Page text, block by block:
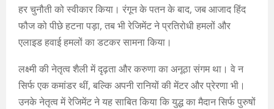
हर चुनौती को स्वीकार किया। रंगून के पतन के बाद, जब आजाद हिंद
फौज को पीछे हटना पड़ा, तब भी रेजिमेंट ने प्रतिरोधी हमलों और
एलाइड हवाई हमलों का डटकर सामना किया।
लक्ष्मी की नेतृत्व शैली में दृढ़ता और करुणा का अनूठा संगम था। वे न
सिर्फ एक कमांडर थीं, बल्कि अपनी रानियों की मेंटर और प्रेरणा भी।
उनके नेतृत्व में रेजिमेंट ने यह साबित किया कि युद्ध का मैदान सिर्फ पुरुषों